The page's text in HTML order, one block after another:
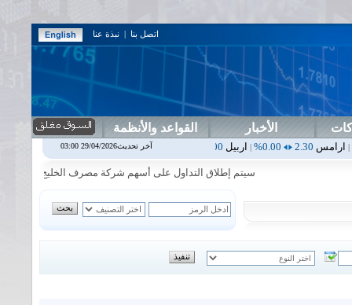
اتصل بنا | نبذة عنا
الأخبار القواعد والأنظمة
|اربيل 0.00
|اس بنك 0.00%
|اسفنج1.87
سيتم إطلاق التداول على أسهم شركة مصرف الخليج التجاري في جلسة